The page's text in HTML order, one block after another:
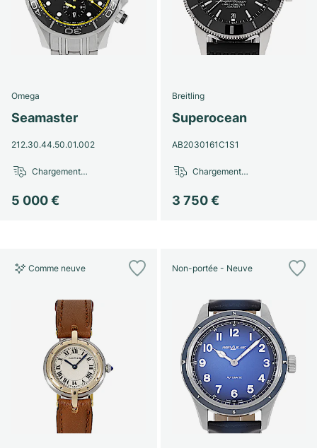
Omega
Seamaster
212.30.44.50.01.002
5 000 €
Chargement…
Breitling
Superocean
AB2030161C1S1
3 750 €
Chargement…
Comme neuve Non-portée - Neuve